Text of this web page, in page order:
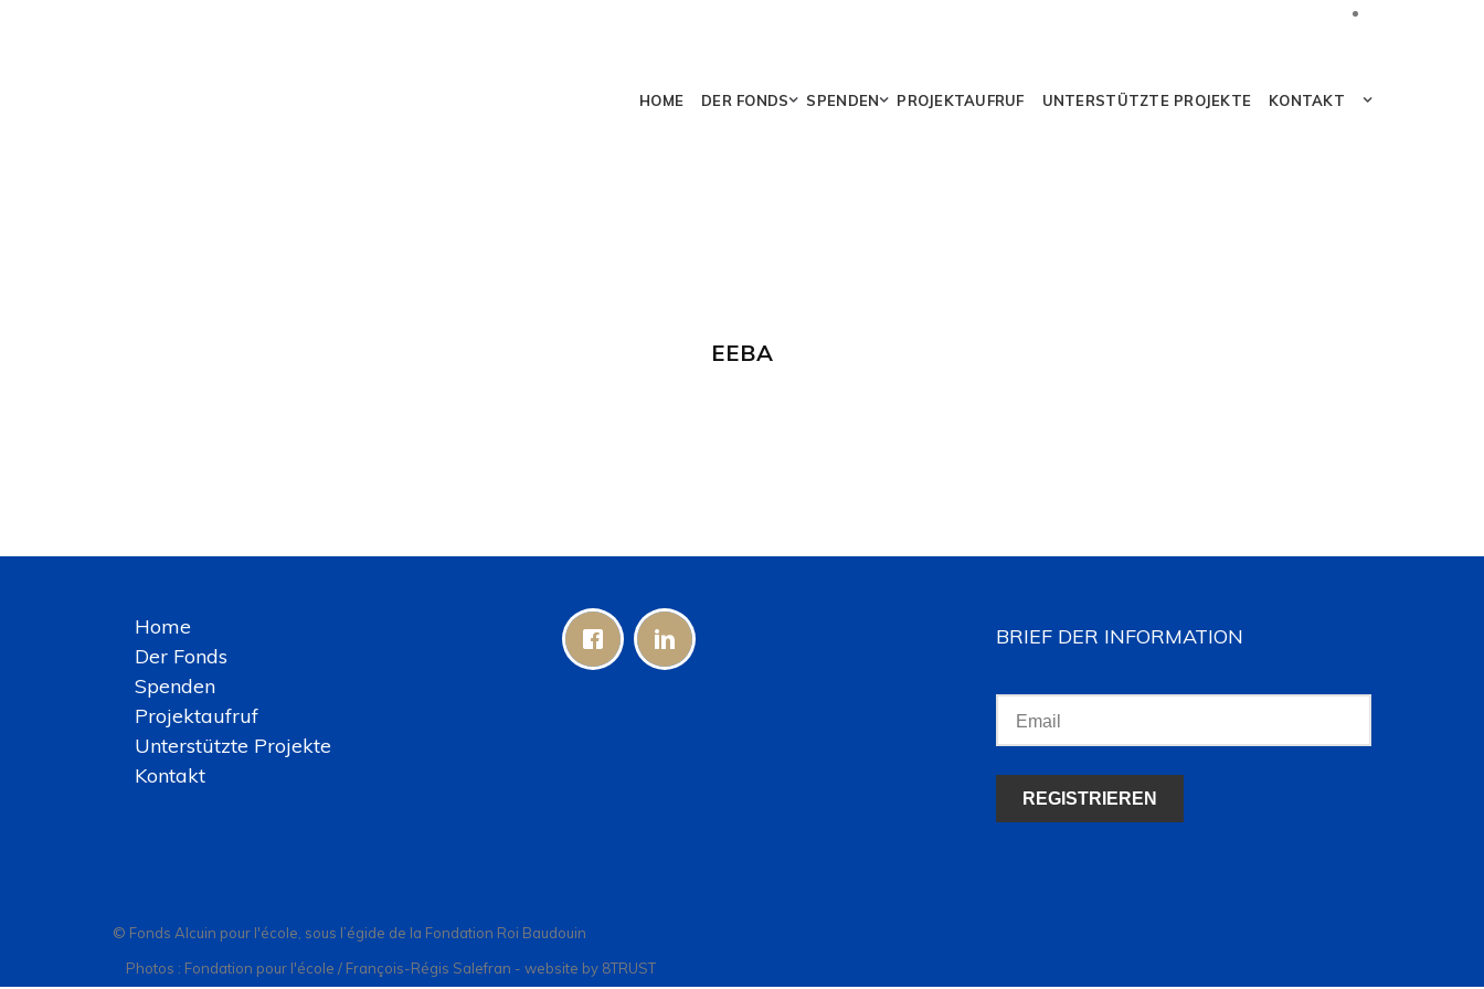
HOME DER FONDS SPENDEN PROJEKTAUFRUF UNTERSTÜTZTE PROJEKTE KONTAKT
EEBA
Home
Der Fonds
Spenden
Projektaufruf
Unterstützte Projekte
Kontakt
BRIEF DER INFORMATION
© Fonds Alcuin pour l'école, sous l’égide de la Fondation Roi Baudouin
Photos : Fondation pour l'école / François-Régis Salefran - website by 8TRUST